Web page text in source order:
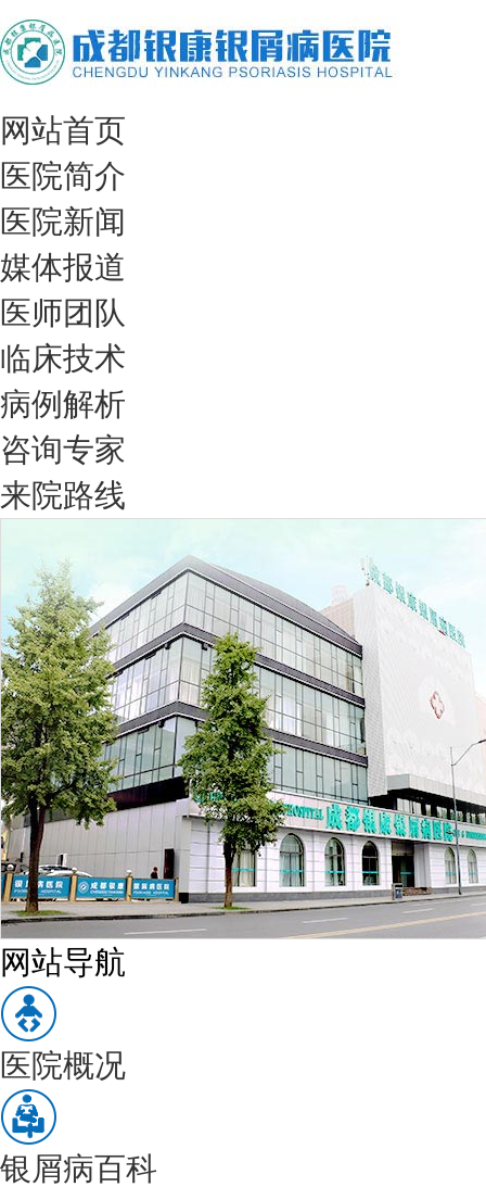
网站首页
医院简介
医院新闻
媒体报道
医师团队
临床技术
病例解析
咨询专家
来院路线
网站导航
医院概况
银屑病百科